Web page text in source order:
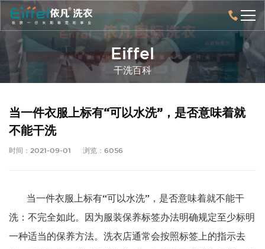
Eiffel
干洗百科
当一件衣服上标有“可以水洗”，是否意味着就
不能干洗
时间：2021-09-01 浏览：6056
当一件衣服上标有“可以水洗”，是否意味着就不能干
洗：不完全如此。因为服装保养标签办法明确规定至少标明
一种适当的保养方法。洗衣店通常会按照标签上的指示去